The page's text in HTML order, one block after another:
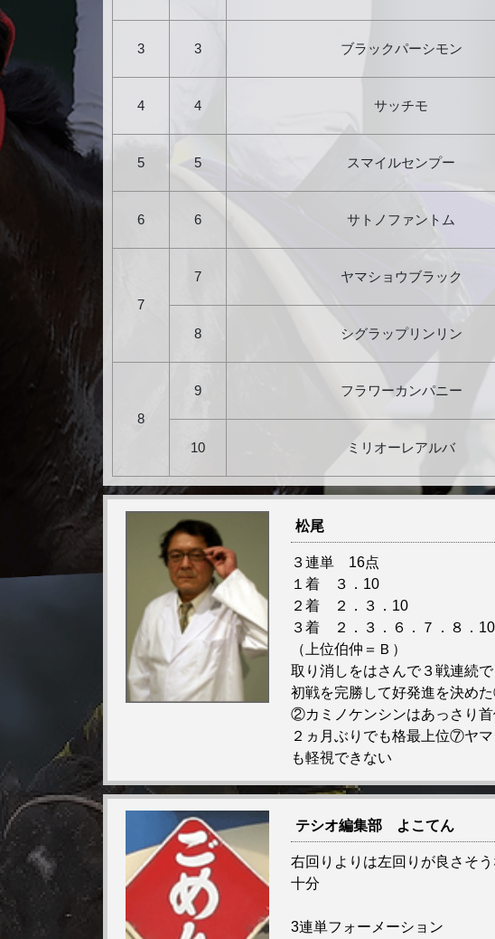
3 3 ブラックパーシモン
4 4 サッチモ
5 5 スマイルセンプー
6 6 サトノファントム
7
7 ヤマショウブラック
8 シグラップリンリン
8
9 フラワーカンパニー
10 ミリオーレアルバ
松尾
３連単 16点
１着 ３．10
２着 ２．３．10
３着 ２．３．６．７．８．10
（上位伯仲＝Ｂ）
取り消しをはさんで３戦連続
初戦を完勝して好発進を決め
②カミノケンシンはあっさり
２ヵ月ぶりでも格最上位⑦ヤ
も軽視できない
テシオ編集部 よこてん
右回りよりは左回りが良さそ
十分
3連単フォーメーション